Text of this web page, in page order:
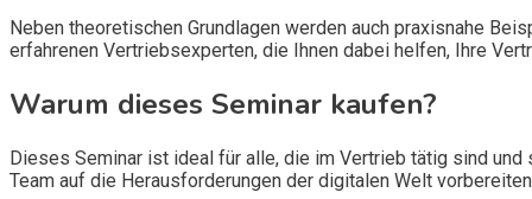
Neben theoretischen Grundlagen werden auch praxisnahe
erfahrenen Vertriebsexperten, die Ihnen dabei helfen, Ihre
Warum dieses Seminar kaufen?
Dieses Seminar ist ideal für alle, die im Vertrieb tätig sind
Team auf die Herausforderungen der digitalen Welt